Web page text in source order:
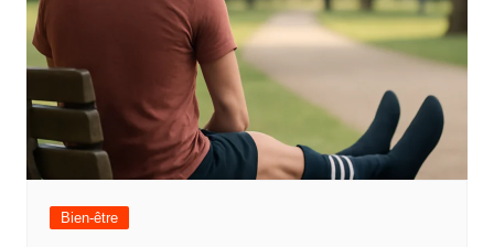
Bien-être